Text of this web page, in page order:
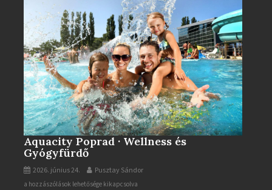
Aquacity Poprad · Wellness és
Gyógyfürdő
2026. június 24. Pusztay Sándor
Aquacity
a hozzászólások lehetősége kikapcsolva